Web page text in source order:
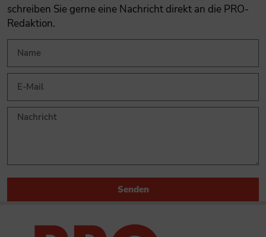
schreiben Sie gerne eine Nachricht direkt an die PRO-
Redaktion.
Senden